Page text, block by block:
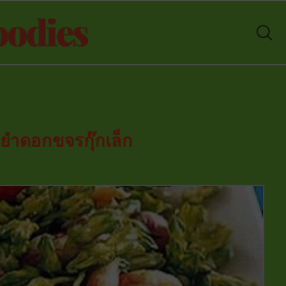
ยำดอกขจรกุ๊กเล็ก